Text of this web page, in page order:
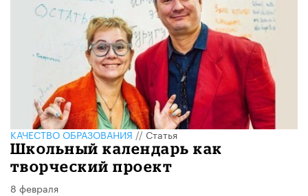
КАЧЕСТВО ОБРАЗОВАНИЯ//Статья
Школьный календарь как
творческий проект
8 февраля